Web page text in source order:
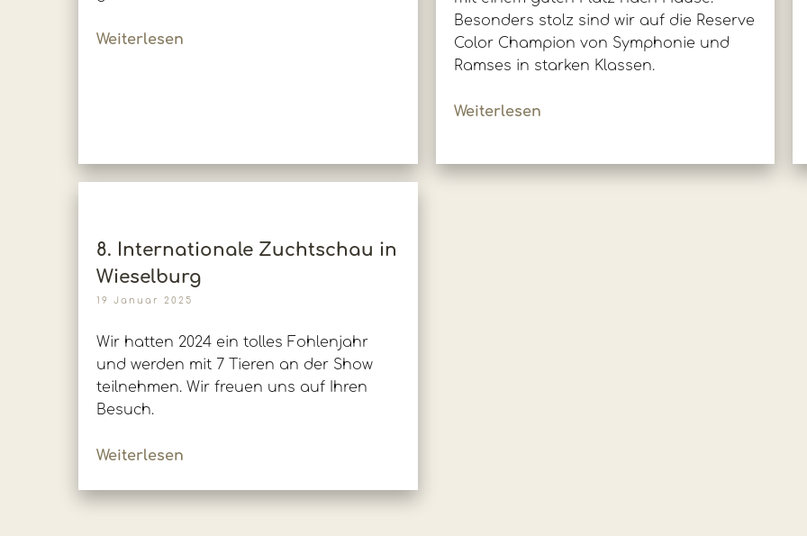
Weiterlesen
Besonders stolz sind wir auf die Reserve
Color Champion von Symphonie und
Ramses in starken Klassen.
Weiterlesen
8. Internationale Zuchtschau in
Wieselburg
19 Januar 2025
Wir hatten 2024 ein tolles Fohlenjahr
und werden mit 7 Tieren an der Show
teilnehmen. Wir freuen uns auf Ihren
Besuch.
Weiterlesen